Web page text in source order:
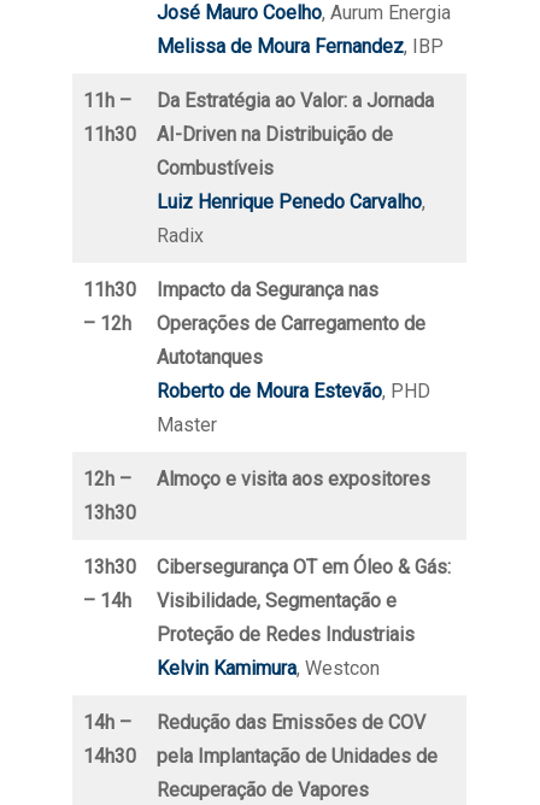
José Mauro Coelho, Aurum Energia
Melissa de Moura Fernandez, IBP
11h –
11h30
Da Estratégia ao Valor: a Jornada
AI-Driven na Distribuição de
Combustíveis
Luiz Henrique Penedo Carvalho,
Radix
11h30
– 12h
Impacto da Segurança nas
Operações de Carregamento de
Autotanques
Roberto de Moura Estevão, PHD
Master
12h –
13h30
Almoço e visita aos expositores
13h30
– 14h
Cibersegurança OT em Óleo & Gás:
Visibilidade, Segmentação e
Proteção de Redes Industriais
Kelvin Kamimura, Westcon
14h –
14h30
Redução das Emissões de COV
pela Implantação de Unidades de
Recuperação de Vapores